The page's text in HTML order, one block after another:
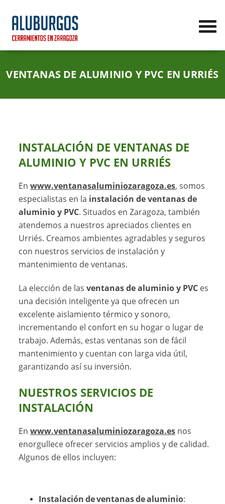
VENTANAS DE ALUMINIO Y PVC EN URRIÉS
INSTALACIÓN DE VENTANAS DE
ALUMINIO Y PVC EN URRIÉS
Enwww.ventanasaluminiozaragoza.es, somos
especialistas en la instalación de ventanas de
aluminio y PVC. Situados en Zaragoza, también
atendemos a nuestros apreciados clientes en
Urriés. Creamos ambientes agradables y seguros
con nuestros servicios de instalación y
mantenimiento de ventanas.
La elección de lasventanas de aluminio y PVC es
una decisión inteligente ya que ofrecen un
excelente aislamiento térmico y sonoro,
incrementando el confort en su hogar o lugar de
trabajo. Además, estas ventanas son de fácil
mantenimiento y cuentan con larga vida útil,
garantizando así su inversión.
NUESTROS SERVICIOS DE
INSTALACIÓN
Enwww.ventanasaluminiozaragoza.es nos
enorgullece ofrecer servicios amplios y de calidad.
Algunos de ellos incluyen:
Instalación de ventanas de aluminio: